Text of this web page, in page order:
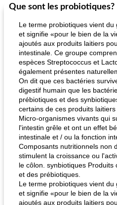
Que sont les probiotiques?
Le terme probiotiques vient
et signifie «pour le bien de la
ajoutés aux produits laitiers
intestinale. Ce groupe
espèces Streptococcus et
également présentes
On dit que ces bactéries
digestif humain que les
prébiotiques et des
certains de ces produits
Micro-organismes vivants qui
l'intestin grêle et ont un effet
intestinale et / ou la fonction
Composants nutritionnels non
stimulent la croissance ou
le côlon. synbiotiques
et des prébiotiques.
Le terme probiotiques vient
et signifie «pour le bien de la
ajoutés aux produits laitiers